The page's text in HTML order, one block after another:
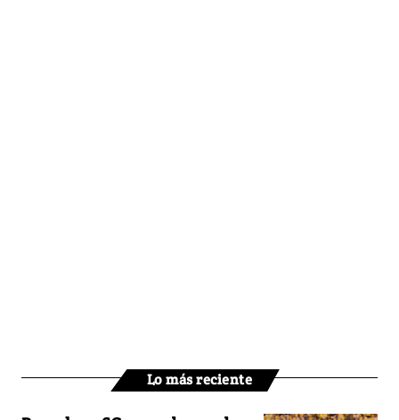
Lo más reciente